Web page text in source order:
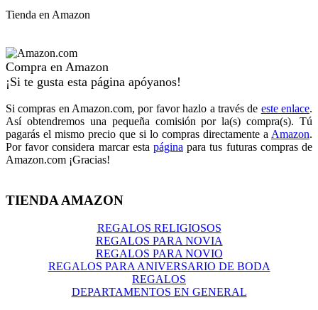
Tienda en Amazon
Compra en Amazon
¡Si te gusta esta página apóyanos!
Si compras en Amazon.com, por favor hazlo a través de este enlace.
Así obtendremos una pequeña comisión por la(s) compra(s). Tú
pagarás el mismo precio que si lo compras directamente a Amazon.
Por favor considera marcar esta página para tus futuras compras de
Amazon.com ¡Gracias!
TIENDA AMAZON
REGALOS RELIGIOSOS
REGALOS PARA NOVIA
REGALOS PARA NOVIO
REGALOS PARA ANIVERSARIO DE BODA
REGALOS
DEPARTAMENTOS EN GENERAL